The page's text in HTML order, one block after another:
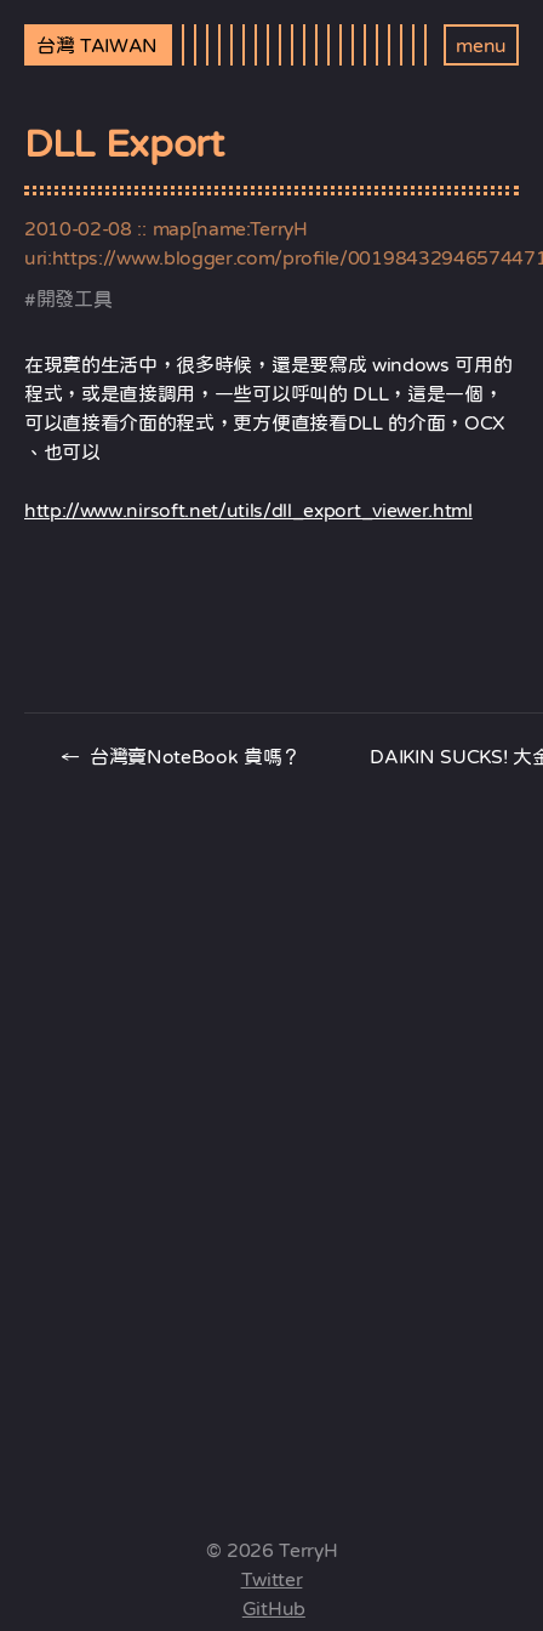
台灣 TAIWAN menu
DLL Export
2010-02-08 :: map[name:TerryH
uri:https://www.blogger.com/profile/
#開發工具
在現實的生活中，很多時候，還是要寫成 windows 可用的
程式，或是直接調用，一些可以呼叫的 DLL，這是一個，
可以直接看介面的程式，更方便直接看DLL 的介面，OCX
、也可以
http://www.nirsoft.net/utils/dll_export_viewer.html
← 台灣賣NoteBook 貴嗎？
© 2026 TerryH
Twitter
GitHub